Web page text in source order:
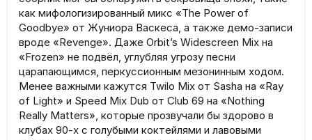
как мифологизированный микс «The Power of
Goodbye» от Жуниора Васкеса, а также демо-записи
вроде «Revenge». Даже Orbit’s Widescreen Mix на
«Frozen» не подвёл, углубляя угрозу песни
царапающимся, перкуссионным мезонинным ходом.
Менее важными кажутся Twilo Mix от Sasha на «Ray
of Light» и Speed Mix Dub от Club 69 на «Nothing
Really Matters», которые прозвучали бы здорово в
клубах 90-х с голубыми коктейлями и лавовыми